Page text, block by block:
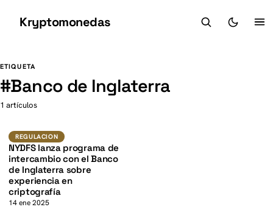
Kryptomonedas
ETIQUETA
#Banco de Inglaterra
1 artículos
Regulacion
K
REGULACION
NYDFS lanza programa de
intercambio con el Banco
de Inglaterra sobre
experiencia en
criptografía
14 ene 2025